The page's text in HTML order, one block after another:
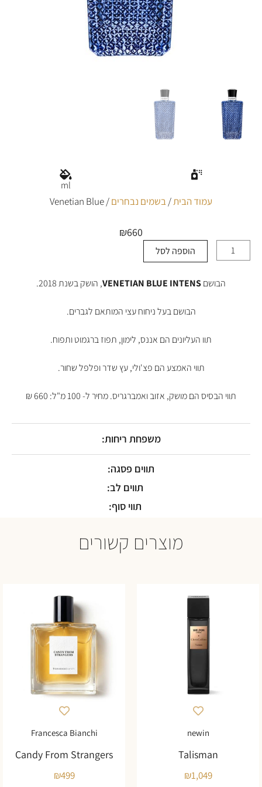
עמוד הבית/בשמים נבחרים/ Venetian Blue
₪660
של
הוספה לסל
הבושםVENETIAN BLUE INTENS, הושק בשנת 2018.
הבושם בעל ניחוח עצי המותאם לגברים.
תוו העליונים הם אננס, לימון, תפוז ברגמוט ותפוח.
תווי האמצע הם פצ'ולי, עץ שדר ופלפל שחור.
תווי הבסיס הם מושק, אזוב ואמברגריס. מחיר ל- 100 מ"ל: 660 ₪
משפחת ריחות:
תווים פסגה:
תווים לב:
תווי סוף:
ml
מוצרים קשורים
newin
Talisman
₪1,049
Francesca Bianchi
Candy From Strangers
₪499